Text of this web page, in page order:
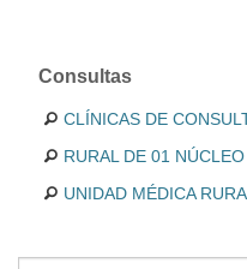
Consultas
CLÍNICAS DE
RURAL DE 01
UNIDAD MÉDICA